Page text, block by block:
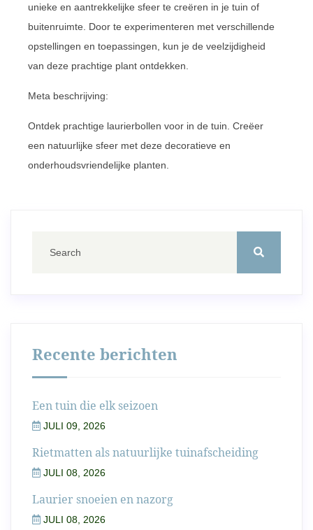
unieke en aantrekkelijke sfeer te creëren in je tuin of
buitenruimte. Door te experimenteren met verschillende
opstellingen en toepassingen, kun je de veelzijdigheid
van deze prachtige plant ontdekken.
Meta beschrijving:
Ontdek prachtige laurierbollen voor in de tuin. Creëer
een natuurlijke sfeer met deze decoratieve en
onderhoudsvriendelijke planten.
Recente berichten
Een tuin die elk seizoen
JULI 09, 2026
Rietmatten als natuurlijke tuinafscheiding
JULI 08, 2026
Laurier snoeien en nazorg
JULI 08, 2026